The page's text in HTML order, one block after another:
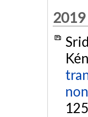
2019